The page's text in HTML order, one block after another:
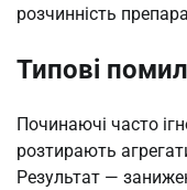
розчинність
Типові
Починаючі часто
розтирають
Результат —